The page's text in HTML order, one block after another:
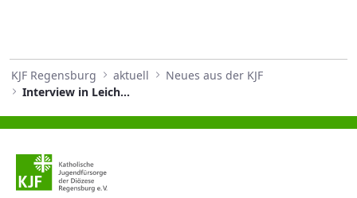
KJF Regensburg aktuell
Neues aus der KJF
Interview in Leichter Sprache